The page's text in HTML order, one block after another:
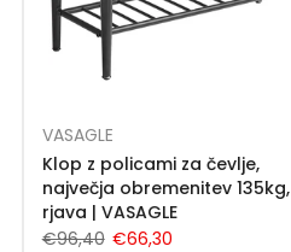
VASAGLE
Klop z policami za čevlje,
največja obremenitev 135kg,
rjava | VASAGLE
€96,40 €66,30